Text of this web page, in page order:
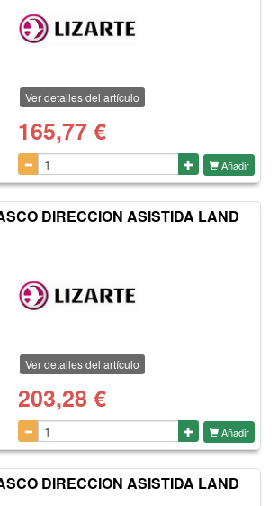
Ver detalles del artículo
165,77€
Añadir
DIRECCION ASISTIDA LAND
Ver detalles del artículo
203,28 €
Añadir
DIRECCION ASISTIDA LAND